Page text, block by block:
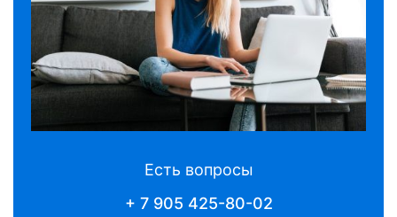
Есть вопросы
+ 7 905 425-80-02